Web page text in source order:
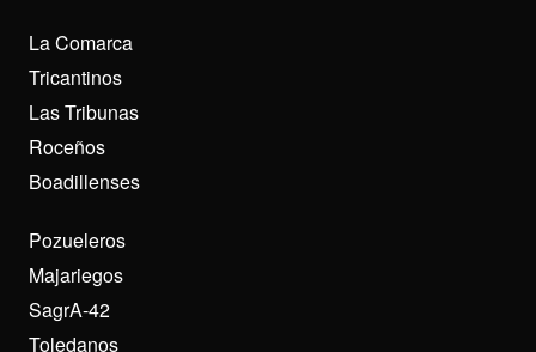
La Comarca
Tricantinos
Las Tribunas
Roceños
Boadillenses
Pozueleros
Majariegos
SagrA-42
Toledanos